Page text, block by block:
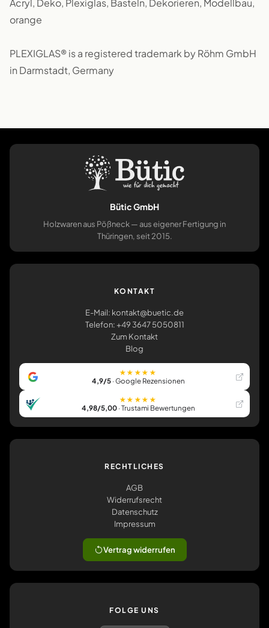
Acryl, Deko, Plexiglas, Basteln, Dekorieren, Modellbau,
orange
PLEXIGLAS® is a registered trademark by Röhm GmbH
in Darmstadt, Germany
Bütic GmbH
Holzwaren aus Pößneck — aus eigener Fertigung in
Thüringen, seit 2015.
KONTAKT
E-Mail: kontakt@buetic.de
Telefon: +49 3647 5050811
Zum Kontakt
Blog
★★★★★
4,9/5· Google Rezensionen
★★★★★
4,98/5,00· Trustami Bewertungen
RECHTLICHES
AGB
Widerrufsrecht
Datenschutz
Impressum
Vertrag widerrufen
FOLGE UNS